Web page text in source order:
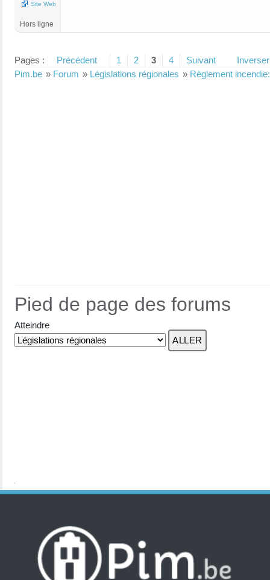
Site Web
Hors ligne
Pages : Précédent 1 2 3 4 Suivant
Pim.be » Forum » Législations régionales » Règlement
Pied de page des forums
Atteindre